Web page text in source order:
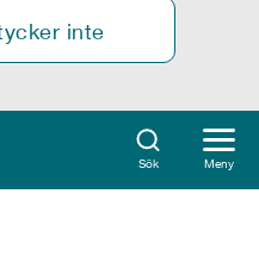
inte
Sök Meny